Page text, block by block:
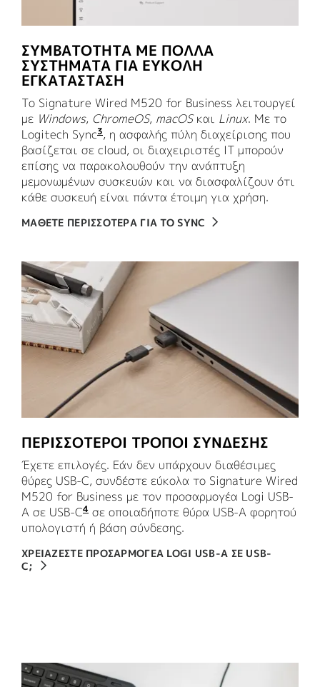
ΣΥΜΒΑΤΟΤΗΤΑ ΜΕ ΠΟΛΛΑ
ΣΥΣΤΗΜΑΤΑ ΓΙΑ ΕΥΚΟΛΗ
ΕΓΚΑΤΑΣΤΑΣΗ
Το Signature Wired M520 for Business λειτουργεί
με Windows, ChromeOS, macOSκαι Linux. Με το
Logitech Sync3Απαιτείται η λήψη του Logi Tune σε
, η ασφαλής πύλη διαχείρισης που
βασίζεται σε cloud, oι διαχειριστές IT μπορούν
επίσης να παρακολουθούν την ανάπτυξη
μεμονωμένων συσκευών και να διασφαλίζουν ότι
κάθε συσκευή είναι πάντα έτοιμη για χρήση.
ΜΑΘΕΤΕ ΠΕΡΙΣΣΟΤΕΡΑ ΓΙΑ TO SYNC
ΠΕΡΙΣΣΟΤΕΡΟΙ ΤΡΟΠΟΙ ΣΥΝΔΕΣΗΣ
Έχετε επιλογές. Εάν δεν υπάρχουν διαθέσιμες
θύρες USB-C, συνδέστε εύκολα το Signature Wired
M520 for Business με τον προσαρμογέα Logi USB-
A σε USB-C4 Πωλείται ξεχωριστά μέσω του
σε οποιαδήποτε θύρα USB-A φορητού
υπολογιστή ή βάση σύνδεσης.
ΧΡΕΙΑΖΕΣΤΕ ΠΡΟΣΑΡΜΟΓΕΑ LOGI USB-A ΣΕ USB-
C;